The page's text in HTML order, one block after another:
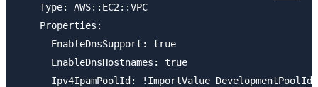
    Type: AWS::EC2::VPC
    Properties:
      EnableDnsSupport: true
      EnableDnsHostnames: true
      Ipv4IpamPoolId: !ImportValue DevelopmentPoolId